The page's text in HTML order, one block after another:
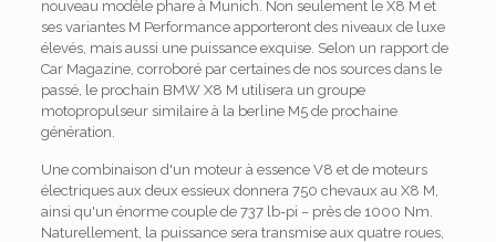
nouveau modèle phare à Munich. Non seulement le X8 M et
ses variantes M Performance apporteront des niveaux de luxe
élevés, mais aussi une puissance exquise. Selon un rapport de
Car Magazine, corroboré par certaines de nos sources dans le
passé, le prochain BMW X8 M utilisera un groupe
motopropulseur similaire à la berline M5 de prochaine
génération.
Une combinaison d'un moteur à essence V8 et de moteurs
électriques aux deux essieux donnera 750 chevaux au X8 M,
ainsi qu'un énorme couple de 737 lb-pi – près de 1000 Nm.
Naturellement, la puissance sera transmise aux quatre roues,